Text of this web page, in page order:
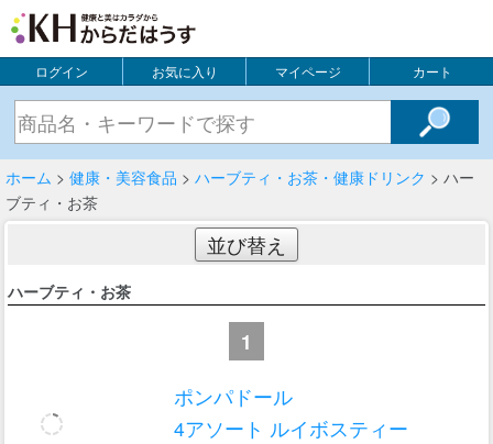
ログイン お気に入り マイページ カート
ホーム > 健康・美容食品 > ハーブティ・お茶・健康ドリンク > ハー
ブティ・お茶
並び替え
ハーブティ・お茶
1
ポンパドール
4アソート ルイボスティー